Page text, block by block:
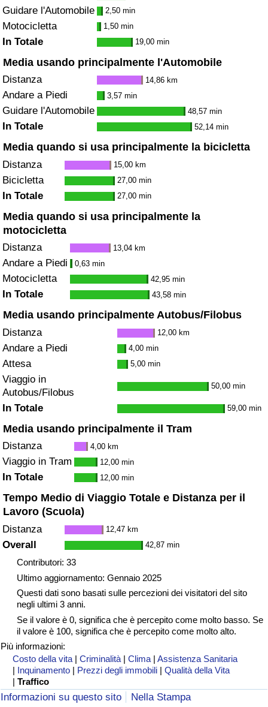
Guidare l'Automobile 2,50 min
Motocicletta 1,50 min
In Totale 19,00 min
Media usando principalmente l'Automobile
Distanza 14,86 km
Andare a Piedi 3,57 min
Guidare l'Automobile 48,57 min
In Totale 52,14 min
Media quando si usa principalmente la bicicletta
Distanza 15,00 km
Bicicletta 27,00 min
In Totale 27,00 min
Media quando si usa principalmente la
motocicletta
Distanza 13,04 km
Andare a Piedi 0,63 min
Motocicletta 42,95 min
In Totale 43,58 min
Media usando principalmente Autobus/Filobus
Distanza 12,00 km
Andare a Piedi 4,00 min
Attesa 5,00 min
Viaggio in
Autobus/Filobus
50,00 min
In Totale 59,00 min
Media usando principalmente il Tram
Distanza 4,00 km
Viaggio in Tram 12,00 min
In Totale 12,00 min
Tempo Medio di Viaggio Totale e Distanza per il
Lavoro (Scuola)
Distanza 12,47 km
Overall 42,87 min
Contributori: 33
Ultimo aggiornamento: Gennaio 2025
Questi dati sono basati sulle percezioni dei visitatori del sito
negli ultimi 3 anni.
Se il valore è 0, significa che è percepito come molto basso. Se
il valore è 100, significa che è percepito come molto alto.
Più informazioni:
Costo della vita |Criminalità |Clima |Assistenza Sanitaria
| Inquinamento | Prezzi degli immobili |Qualità della Vita
|Traffico
Informazioni su questo sito Nella Stampa
Indice del traffico per Nazione